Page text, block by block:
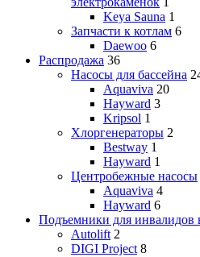
Keya Sauna 1
Запчасти к котлам 6
Daewoo 6
Распродажа 36
Насосы для бассейна
Aquaviva 20
Hayward 3
Kripsol 1
Хлоргенераторы 2
Bestway 1
Hayward 1
Центробежные насосы
Aquaviva 4
Hayward 6
Подъемники для инвалидов
Autolift 2
DIGI Project 8